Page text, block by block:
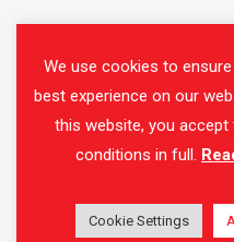
We use cookies to
best experience on our
this website, you accept
conditions in full.
Cookie Settings